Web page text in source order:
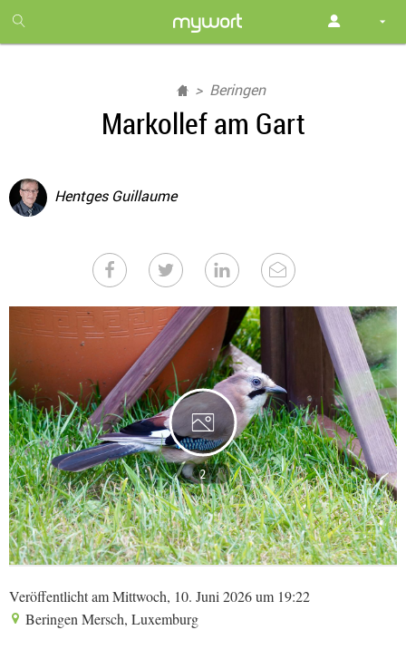
month
free
Beringen
Markollef am Gart
Hentges Guillaume
2
Veröffentlicht am Mittwoch, 10. Juni 2026 um 19:22
Beringen Mersch, Luxemburg